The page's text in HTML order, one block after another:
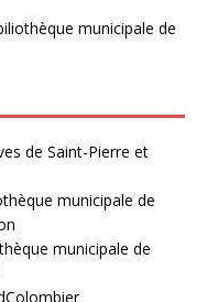
municipale de
de Saint-Pierre et
municipale de
municipale de